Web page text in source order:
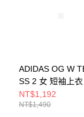
ADIDAS OG W
SS 2 女 短袖上衣
KT3061
NT$1,192
NT$1,490